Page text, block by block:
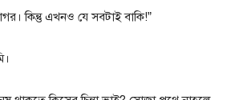
কিন্তু এখনও যে সবটাই বাকি!”